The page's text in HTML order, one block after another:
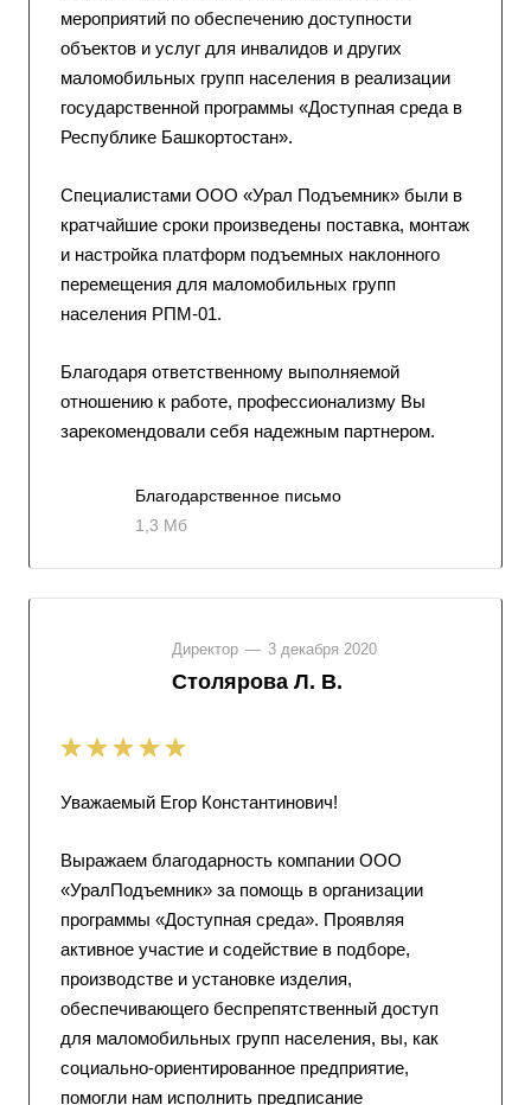
мероприятий по обеспечению доступности
объектов и услуг для инвалидов и других
маломобильных групп населения в реализации
государственной программы «Доступная среда в
Республике Башкортостан».
Специалистами ООО «Урал Подъемник» были в
кратчайшие сроки произведены поставка, монтаж
и настройка платформ подъемных наклонного
перемещения для маломобильных групп
населения РПМ-01.
Благодаря ответственному выполняемой
отношению к работе, профессионализму Вы
зарекомендовали себя надежным партнером.
Благодарственное письмо
1,3 Мб
Директор — 3 декабря 2020
Столярова Л. В.
Уважаемый Егор Константинович!
Выражаем благодарность компании ООО
«УралПодъемник» за помощь в организации
программы «Доступная среда». Проявляя
активное участие и содействие в подборе,
производстве и установке изделия,
обеспечивающего беспрепятственный доступ
для маломобильных групп населения, вы, как
социально-ориентированное предприятие,
помогли нам исполнить предписание